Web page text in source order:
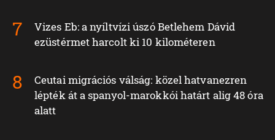
Vizes Eb: a nyíltvízi úszó Betlehem Dávid
ezüstérmet harcolt ki 10 kilométeren
Ceutai migrációs válság: közel hatvanezren
lépték át a spanyol-marokkói határt alig 48 óra
alatt